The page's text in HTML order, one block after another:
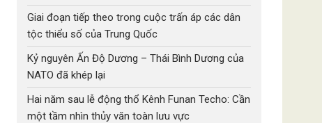
Giai đoạn tiếp theo trong cuộc trấn áp các dân
tộc thiểu số của Trung Quốc
Kỷ nguyên Ấn Độ Dương – Thái Bình Dương của
NATO đã khép lại
Hai năm sau lễ động thổ Kênh Funan Techo: Cần
một tầm nhìn thủy văn toàn lưu vực